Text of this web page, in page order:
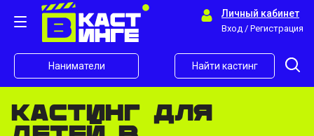
Личный кабинет
Вход / Регистрация
Наниматели Найти кастинг
Кастинг для